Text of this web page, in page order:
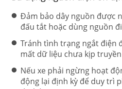
Đảm bảo dây nguồn được
đấu tắt hoặc dùng nguồn
Tránh tình trạng ngắt điện
mất dữ liệu chưa kịp
Nếu xe phải ngừng hoạt
động lại định kỳ để duy trì